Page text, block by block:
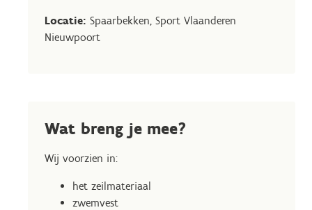
Locatie: Spaarbekken, Sport Vlaanderen
Nieuwpoort
Wat breng je mee?
Wij voorzien in:
het zeilmateriaal
zwemvest